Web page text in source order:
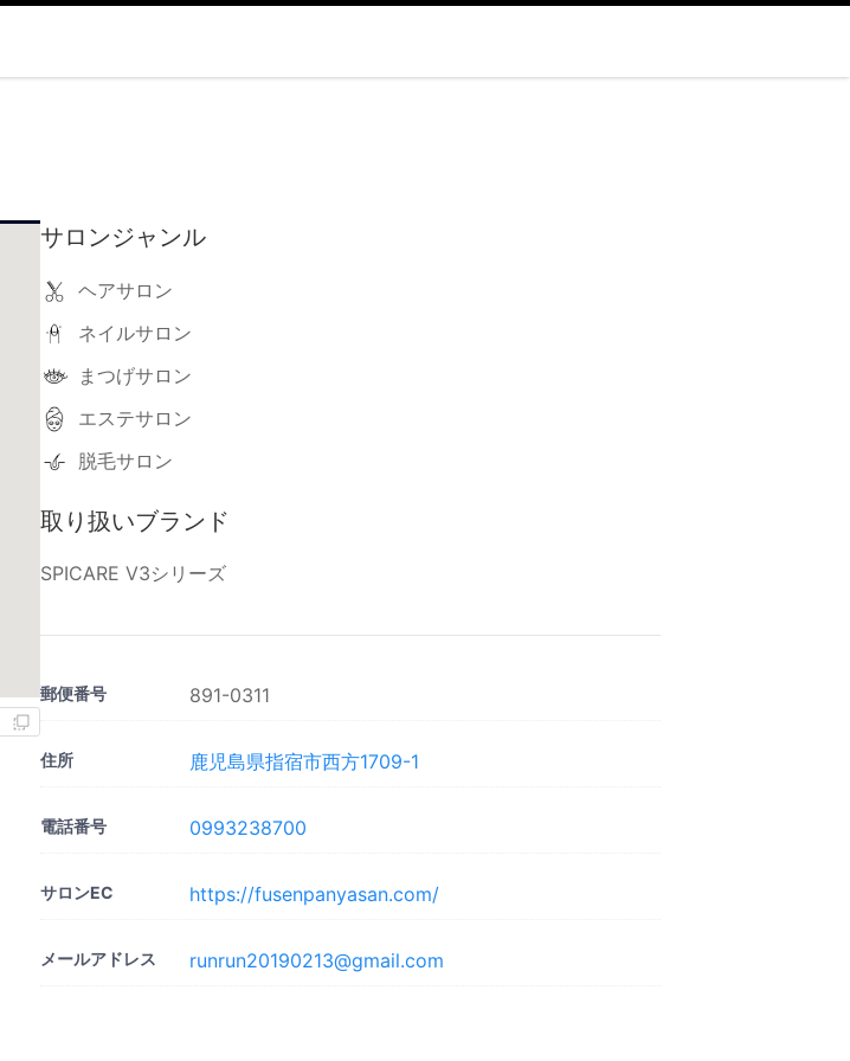
サロンジャンル
ヘアサロン
ネイルサロン
まつげサロン
エステサロン
脱毛サロン
取り扱いブランド
SPICARE V3シリーズ
郵便番号 891-0311
住所 鹿児島県指宿市西方1709-1
電話番号 0993238700
サロンEC https://fusenpanyasan.com/
メールアドレス runrun20190213@gmail.com